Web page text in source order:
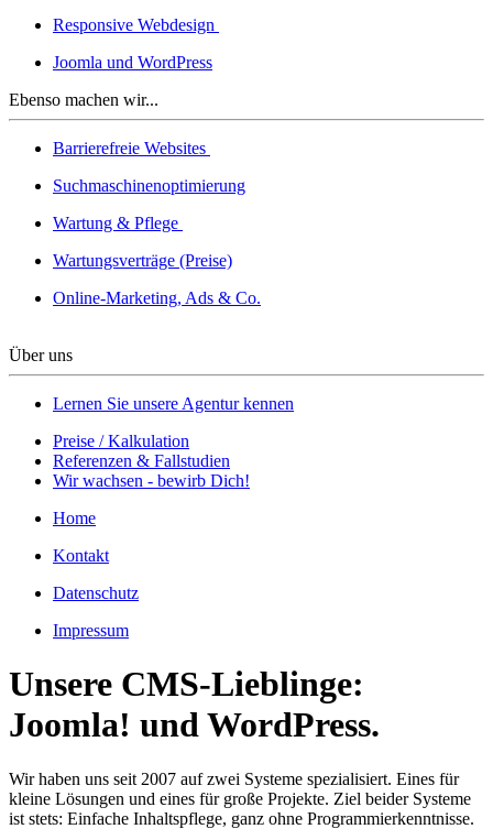
Responsive Webdesign
Joomla und WordPress
Ebenso machen wir...
Barrierefreie Websites
Suchmaschinenoptimierung
Wartung & Pflege
Wartungsverträge (Preise)
Online-Marketing, Ads & Co.
Über uns
Lernen Sie unsere Agentur kennen
Preise / Kalkulation
Referenzen & Fallstudien
Wir wachsen - bewirb Dich!
Home
Kontakt
Datenschutz
Impressum
Unsere CMS-Lieblinge:
Joomla! und WordPress.
Wir haben uns seit 2007 auf zwei Systeme spezialisiert. Eines für
kleine Lösungen und eines für große Projekte. Ziel beider Systeme
ist stets: Einfache Inhaltspflege, ganz ohne Programmierkenntnisse.